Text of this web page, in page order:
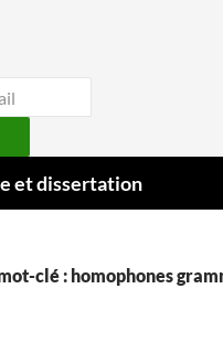
et dissertation
clé : homophones